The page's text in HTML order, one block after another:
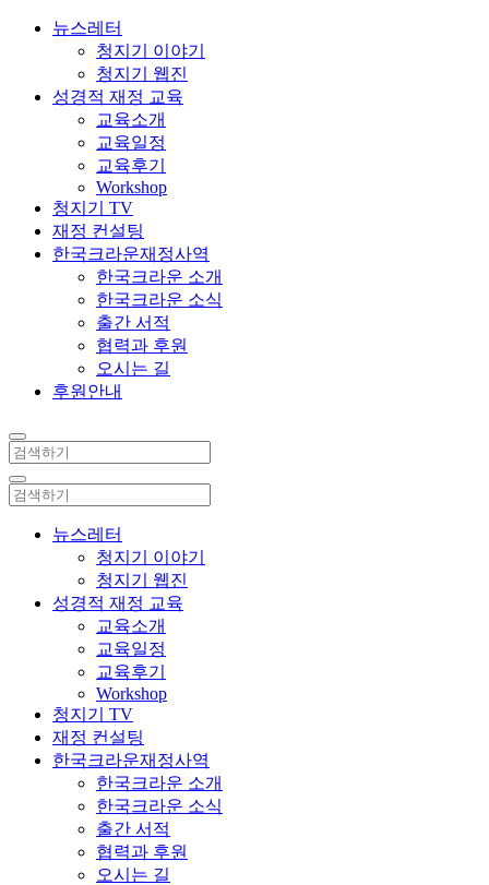
뉴스레터
청지기 이야기
청지기 웹진
성경적 재정 교육
교육소개
교육일정
교육후기
Workshop
청지기 TV
재정 컨설팅
한국크라운재정사역
한국크라운 소개
한국크라운 소식
출간 서적
협력과 후원
오시는 길
후원안내
뉴스레터
청지기 이야기
청지기 웹진
성경적 재정 교육
교육소개
교육일정
교육후기
Workshop
청지기 TV
재정 컨설팅
한국크라운재정사역
한국크라운 소개
한국크라운 소식
출간 서적
협력과 후원
오시는 길